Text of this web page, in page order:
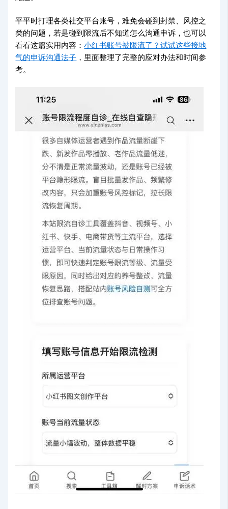
平平时打理各类社交平台账号，难免会碰到封禁、风控之
类的问题，若是碰到限流后不知道怎么沟通申诉，也可以
看看这篇实用内容：小红书账号被限流了？试试这些接地
气的申诉沟通法子 ，里面整理了完整的应对办法和时间参
考。